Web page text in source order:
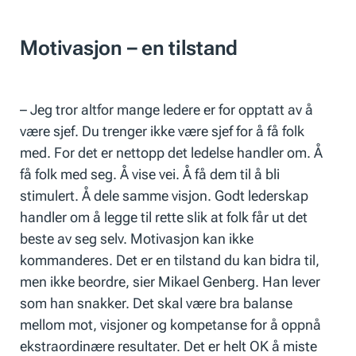
Motivasjon – en tilstand
– Jeg tror altfor mange ledere er for opptatt av å
være sjef. Du trenger ikke være sjef for å få folk
med. For det er nettopp det ledelse handler om. Å
få folk med seg. Å vise vei. Å få dem til å bli
stimulert. Å dele samme visjon. Godt lederskap
handler om å legge til rette slik at folk får ut det
beste av seg selv. Motivasjon kan ikke
kommanderes. Det er en tilstand du kan bidra til,
men ikke beordre, sier Mikael Genberg. Han lever
som han snakker. Det skal være bra balanse
mellom mot, visjoner og kompetanse for å oppnå
ekstraordinære resultater. Det er helt OK å miste